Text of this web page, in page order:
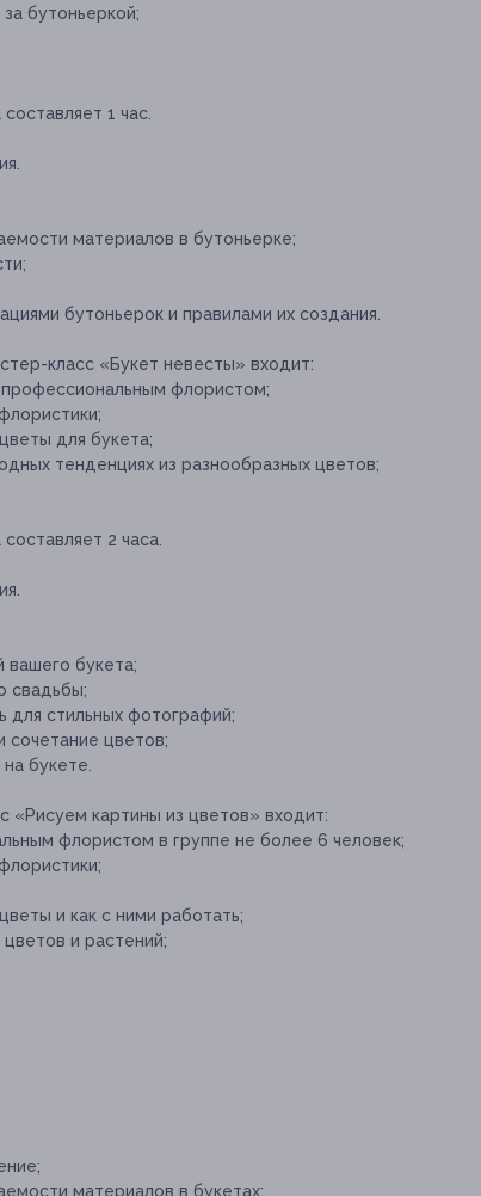
бутоньеркой;
1 час.
материалов в бутоньерке;
бутоньерок и правилами их создания.
класс «Букет невесты» входит:
флористом;
для букета;
тенденциях из разнообразных цветов;
2 часа.
букета;
свадьбы;
для стильных фотографий;
цветов;
букете.
«Рисуем картины из цветов» входит:
флористом в группе не более 6 человек;
и как с ними работать;
и растений;
материалов в букетах;